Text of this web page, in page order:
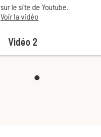
sur le site de Youtube.
Voir la vidéo
Vidéo 2